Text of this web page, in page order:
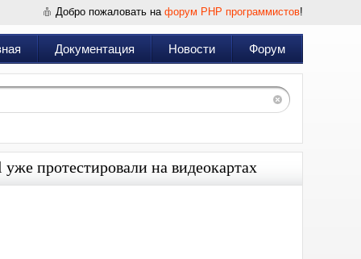
Добро пожаловать на форум PHP программистов!
Документация Новости Форум
протестировали на видеокартах